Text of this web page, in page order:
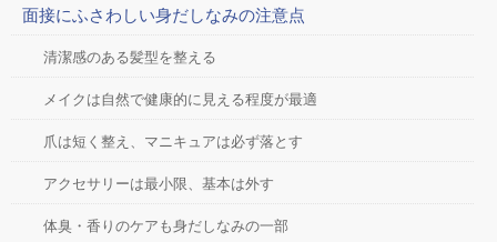
面接にふさわしい身だしなみの注意点
清潔感のある髪型を整える
メイクは自然で健康的に見える程度が最適
爪は短く整え、マニキュアは必ず落とす
アクセサリーは最小限、基本は外す
体臭・香りのケアも身だしなみの一部